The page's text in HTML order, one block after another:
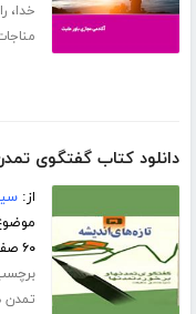
خدا،
دانلود کتاب گفتگوى
از:
۶۰ صفحه
تمدن